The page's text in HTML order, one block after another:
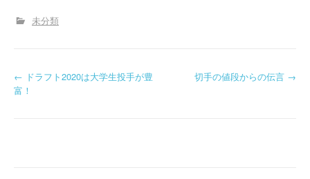
未分類
P
← ドラフト2020は大学生投手が豊
富！
切手の値段からの伝言 →